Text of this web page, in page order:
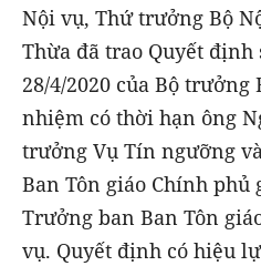
Nội vụ, Thứ trưởng Bộ
Thừa đã trao Quyết định
28/4/2020 của Bộ trưởng
nhiệm có thời hạn ông
trưởng Vụ Tín ngưỡng
Ban Tôn giáo Chính phủ
Trưởng ban Ban Tôn
vụ. Quyết định có hiệu